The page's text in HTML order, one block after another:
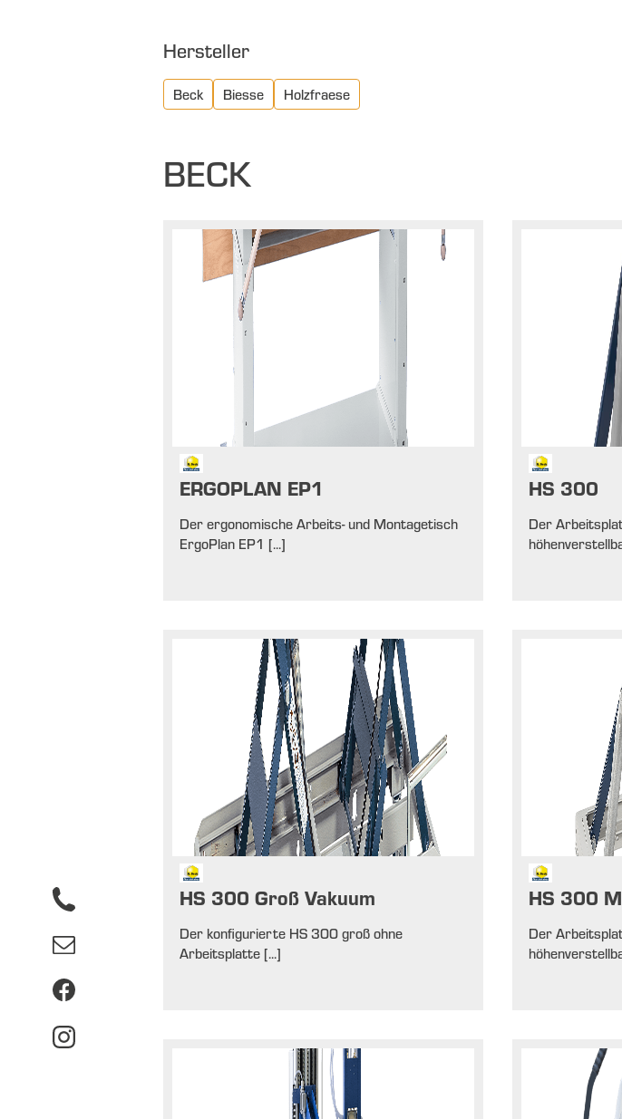
Hersteller
Beck Biesse Holzfraese
BECK
ERGOPLAN EP1
Der ergonomische Arbeits- und Montagetisch
ErgoPlan EP1 [...]
HS 300
Der
HS 300 Groß Vakuum
Der konfigurierte HS 300 groß ohne
Arbeitsplatte [...]
HS 300
Der